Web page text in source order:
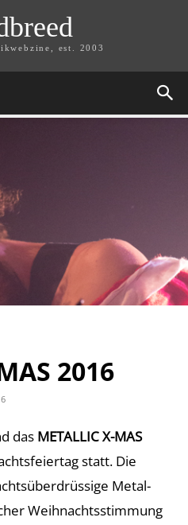
est. 2003
2016
das METALLIC X-MAS
statt. Die
Metal-
Weihnachtsstimmung